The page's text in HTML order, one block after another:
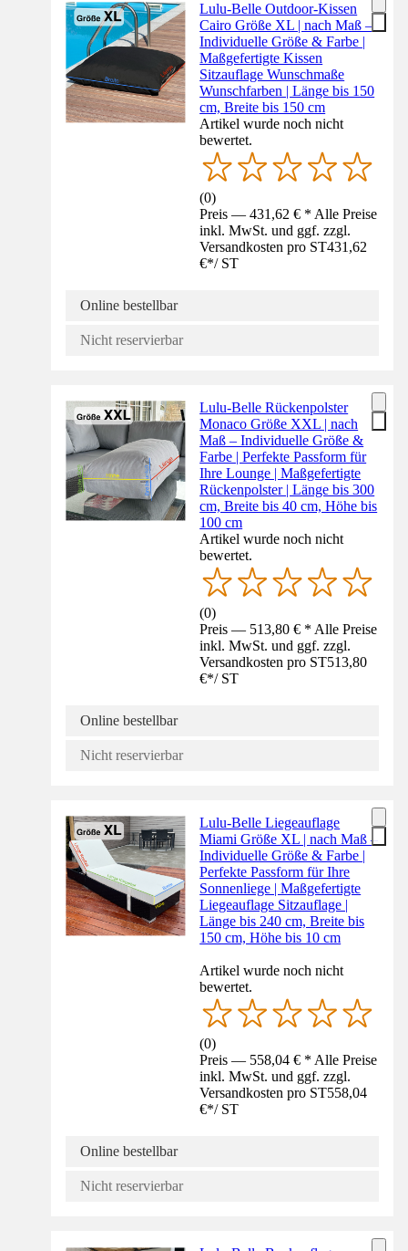
Lulu-Belle Outdoor-Kissen
Cairo Größe XL | nach Maß –
Individuelle Größe & Farbe |
Maßgefertigte Kissen
Sitzauflage Wunschmaße
Wunschfarben | Länge bis 150
cm, Breite bis 150 cm
Artikel wurde noch nicht
bewertet.
(0)
Preis — 431,62 € * Alle Preise
inkl. MwSt. und ggf. zzgl.
Versandkosten pro ST431,62
€*/ ST
Online bestellbar
Nicht reservierbar
Lulu-Belle Rückenpolster
Monaco Größe XXL | nach
Maß – Individuelle Größe &
Farbe | Perfekte Passform für
Ihre Lounge | Maßgefertigte
Rückenpolster | Länge bis 300
cm, Breite bis 40 cm, Höhe bis
100 cm
Artikel wurde noch nicht
bewertet.
(0)
Preis — 513,80 € * Alle Preise
inkl. MwSt. und ggf. zzgl.
Versandkosten pro ST513,80
€*/ ST
Online bestellbar
Nicht reservierbar
Lulu-Belle Liegeauflage
Miami Größe XL | nach Maß –
Individuelle Größe & Farbe |
Perfekte Passform für Ihre
Sonnenliege | Maßgefertigte
Liegeauflage Sitzauflage |
Länge bis 240 cm, Breite bis
150 cm, Höhe bis 10 cm
Artikel wurde noch nicht
bewertet.
(0)
Preis — 558,04 € * Alle Preise
inkl. MwSt. und ggf. zzgl.
Versandkosten pro ST558,04
€*/ ST
Online bestellbar
Nicht reservierbar